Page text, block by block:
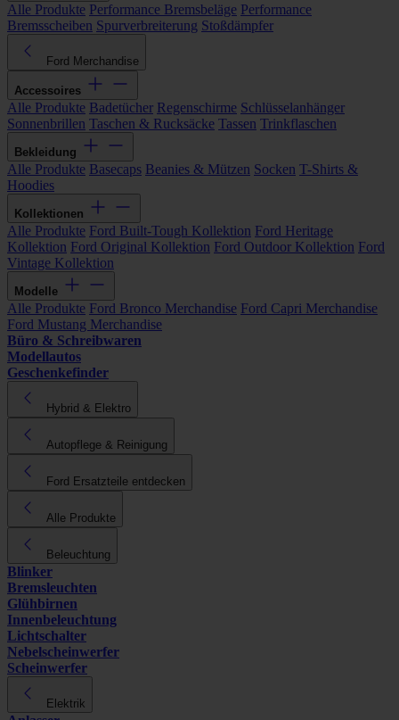
Alle Produkte Performance Bremsbeläge Performance
Bremsscheiben Spurverbreiterung Stoßdämpfer
Ford Merchandise
Accessoires
Alle Produkte Badetücher Regenschirme Schlüsselanhänger
Sonnenbrillen Taschen & Rucksäcke Tassen Trinkflaschen
Bekleidung
Alle Produkte Basecaps Beanies & Mützen Socken T-Shirts &
Hoodies
Kollektionen
Alle Produkte Ford Built-Tough Kollektion Ford Heritage
Kollektion Ford Original Kollektion Ford Outdoor Kollektion Ford
Vintage Kollektion
Modelle
Alle Produkte Ford Bronco Merchandise Ford Capri Merchandise
Ford Mustang Merchandise
Büro & Schreibwaren
Modellautos
Geschenkefinder
Hybrid & Elektro
Autopflege & Reinigung
Ford Ersatzteile entdecken
Alle Produkte
Beleuchtung
Blinker
Bremsleuchten
Glühbirnen
Innenbeleuchtung
Lichtschalter
Nebelscheinwerfer
Scheinwerfer
Elektrik